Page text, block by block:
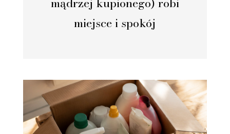
miejsce i spokój